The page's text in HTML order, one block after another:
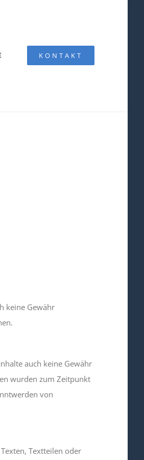
KONTAKT
keine Gewähr
auch keine Gewähr
wurden zum Zeitpunkt
von
Textteilen oder